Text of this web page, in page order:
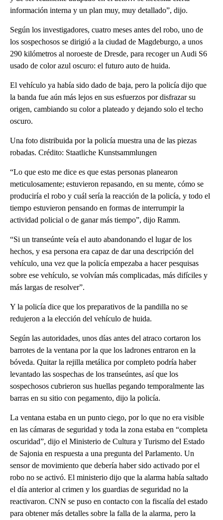
información interna y un plan muy, muy detallado”, dijo.
Según los investigadores, cuatro meses antes del robo, uno de
los sospechosos se dirigió a la ciudad de Magdeburgo, a unos
290 kilómetros al noroeste de Dresde, para recoger un Audi S6
usado de color azul oscuro: el futuro auto de huida.
El vehículo ya había sido dado de baja, pero la policía dijo que
la banda fue aún más lejos en sus esfuerzos por disfrazar su
origen, cambiando su color a plateado y dejando solo el techo
oscuro.
Una foto distribuida por la policía muestra una de las piezas
robadas. Crédito: Staatliche Kunstsammlungen
“Lo que esto me dice es que estas personas planearon
meticulosamente; estuvieron repasando, en su mente, cómo se
produciría el robo y cuál sería la reacción de la policía, y todo el
tiempo estuvieron pensando en formas de interrumpir la
actividad policial o de ganar más tiempo”, dijo Ramm.
“Si un transeúnte veía el auto abandonando el lugar de los
hechos, y esa persona era capaz de dar una descripción del
vehículo, una vez que la policía empezaba a hacer pesquisas
sobre ese vehículo, se volvían más complicadas, más difíciles y
más largas de resolver”.
Y la policía dice que los preparativos de la pandilla no se
redujeron a la elección del vehículo de huida.
Según las autoridades, unos días antes del atraco cortaron los
barrotes de la ventana por la que los ladrones entraron en la
bóveda. Quitar la rejilla metálica por completo podría haber
levantado las sospechas de los transeúntes, así que los
sospechosos cubrieron sus huellas pegando temporalmente las
barras en su sitio con pegamento, dijo la policía.
La ventana estaba en un punto ciego, por lo que no era visible
en las cámaras de seguridad y toda la zona estaba en “completa
oscuridad”, dijo el Ministerio de Cultura y Turismo del Estado
de Sajonia en respuesta a una pregunta del Parlamento. Un
sensor de movimiento que debería haber sido activado por el
robo no se activó. El ministerio dijo que la alarma había saltado
el día anterior al crimen y los guardias de seguridad no la
reactivaron. CNN se puso en contacto con la fiscalía del estado
para obtener más detalles sobre la falla de la alarma, pero la